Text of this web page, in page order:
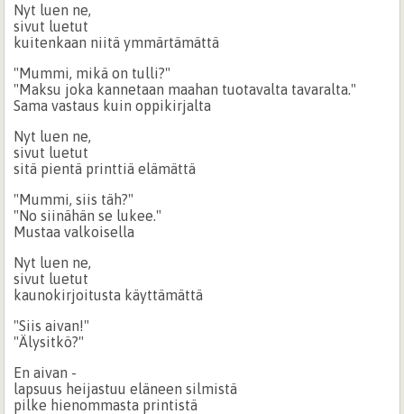
Nyt luen ne,
sivut luetut
kuitenkaan niitä ymmärtämättä
"Mummi, mikä on tulli?"
"Maksu joka kannetaan maahan tuotavalta tavaralta."
Sama vastaus kuin oppikirjalta
Nyt luen ne,
sivut luetut
sitä pientä printtiä elämättä
"Mummi, siis täh?"
"No siinähän se lukee."
Mustaa valkoisella
Nyt luen ne,
sivut luetut
kaunokirjoitusta käyttämättä
"Siis aivan!"
"Älysitkö?"
En aivan -
lapsuus heijastuu eläneen silmistä
pilke hienommasta printistä